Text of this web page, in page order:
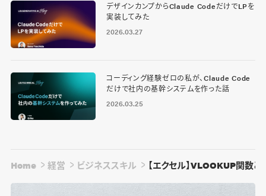
デザインカンプからClaude CodeだけでLPを
実装してみた
2026.03.27
コーディング経験ゼロの私が、Claude Code
だけで社内の基幹システムを作った話
2026.03.25
Home 経営 ビジネススキル 【エクセル】VLOOKUP関数